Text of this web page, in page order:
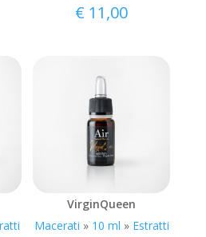
€ 11,00
VirginQueen
Macerati » 10 ml » Estratti